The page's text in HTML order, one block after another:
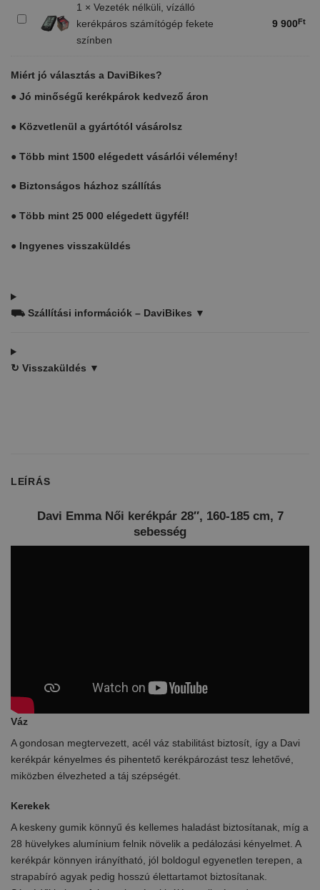
Vezeték
nélküli,
számítógép
fekete
1 × Vezeték nélküli, vízálló
kerékpáros számítógép fekete
színben
9 900Ft
Miért jó választás a DaviBikes?
● Jó minőségű kerékpárok kedvező áron
● Közvetlenül a gyártótól vásárolsz
● Több mint 1500 elégedett vásárlói vélemény!
● Biztonságos házhoz szállítás
● Több mint 25 000 elégedett ügyfél!
● Ingyenes visszaküldés
⛟ Szállítási információk – DaviBikes ▼
↻ Visszaküldés ▼
LEÍRÁS
Davi Emma Női kerékpár 28″, 160-185 cm, 7
sebesség
Váz
A gondosan megtervezett, acél váz stabilitást biztosít, így a Davi
kerékpár kényelmes és pihentető kerékpározást tesz lehetővé,
miközben élvezheted a táj szépségét.
Kerekek
A keskeny gumik könnyű és kellemes haladást biztosítanak, míg a
28 hüvelykes alumínium felnik növelik a pedálozási kényelmet. A
kerékpár könnyen irányítható, jól boldogul egyenetlen terepen, a
strapabíró agyak pedig hosszú élettartamot biztosítanak.